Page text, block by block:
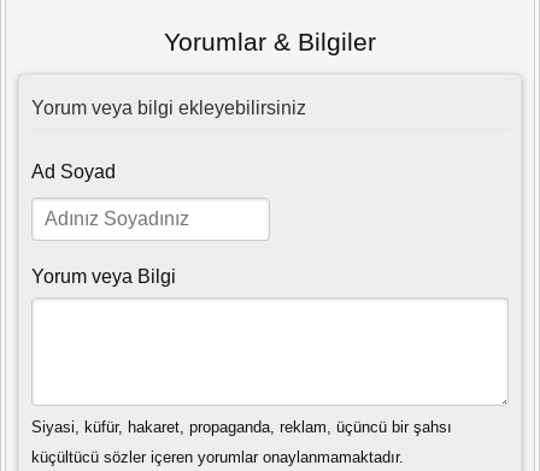
Yorumlar & Bilgiler
Yorum veya bilgi ekleyebilirsiniz
Ad Soyad
Yorum veya Bilgi
Siyasi, küfür, hakaret, propaganda, reklam, üçüncü bir şahsı
küçültücü sözler içeren yorumlar onaylanmamaktadır.